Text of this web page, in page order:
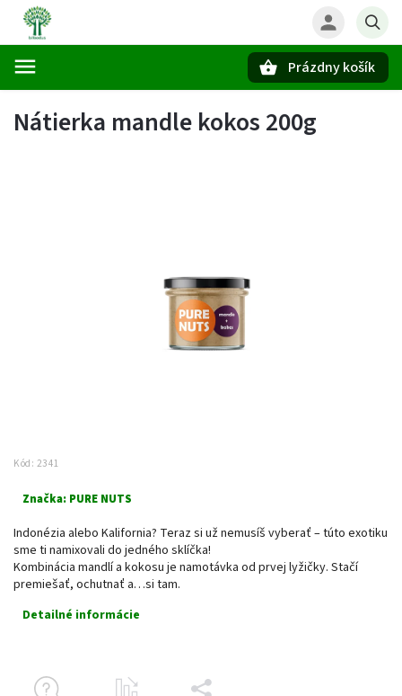
Prázdny košík
Nátierka mandle kokos 200g
Kód: 2341
Značka: PURE NUTS
Indonézia alebo Kalifornia? Teraz si už nemusíš vyberať – túto exotiku
sme ti namixovali do jedného sklíčka!
Kombinácia mandlí a kokosu je namotávka od prvej lyžičky. Stačí
premiešať, ochutnať a…si tam.
Detailné informácie